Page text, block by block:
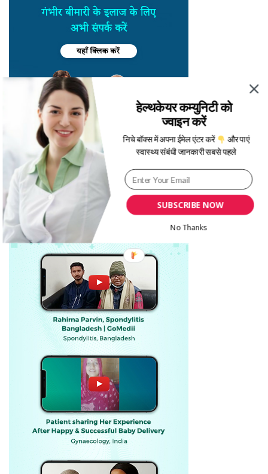
SUBSCRIBE NOW
हेल्थकेयर कम्युनिटी को
ज्वाइन करें
निचे बॉक्स में अपना ईमेल एंटर करें और पाएं
स्वास्थ्य संबंधी जानकारी सबसे पहले
No Thanks